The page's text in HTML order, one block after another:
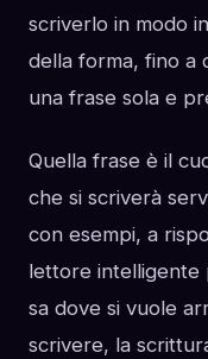
scriverlo in modo
della forma, fino a
una frase sola e
Quella frase è il
che si scriverà
con esempi, a
lettore intelligente
sa dove si vuole
scrivere, la